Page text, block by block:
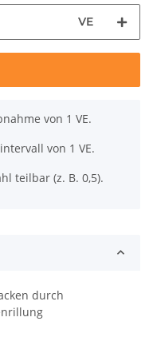
VE
von 1 VE.
von 1 VE.
teilbar (z. B. 0,5).
durch